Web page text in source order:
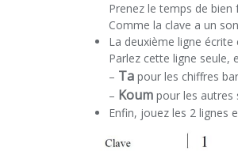
Prenez le temps de bien
Comme la clave a un
La deuxième ligne
Parlez cette ligne seule,
– Ta pour les chiffres
– Koum pour les autres
Enfin, jouez les 2 lignes